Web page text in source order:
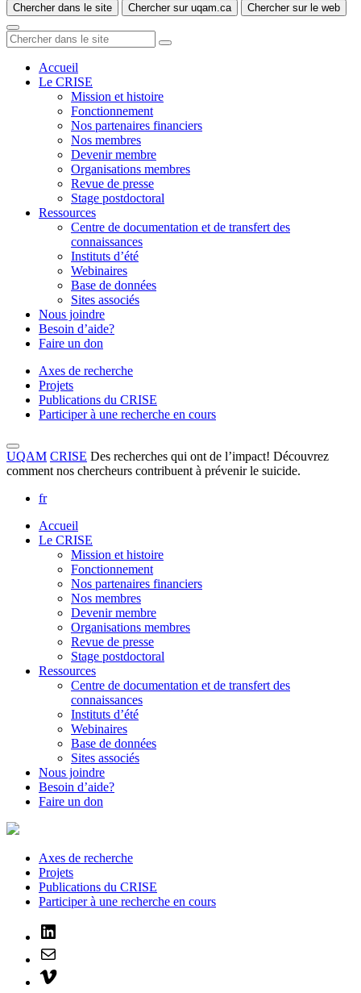
Chercher dans le site Chercher sur uqam.ca Chercher sur le web
Accueil
Le CRISE
Mission et histoire
Fonctionnement
Nos partenaires financiers
Nos membres
Devenir membre
Organisations membres
Revue de presse
Stage postdoctoral
Ressources
Centre de documentation et de transfert des
connaissances
Instituts d’été
Webinaires
Base de données
Sites associés
Nous joindre
Besoin d’aide?
Faire un don
Axes de recherche
Projets
Publications du CRISE
Participer à une recherche en cours
UQAM CRISE Des recherches qui ont de l’impact! Découvrez
comment nos chercheurs contribuent à prévenir le suicide.
fr
Accueil
Le CRISE
Mission et histoire
Fonctionnement
Nos partenaires financiers
Nos membres
Devenir membre
Organisations membres
Revue de presse
Stage postdoctoral
Ressources
Centre de documentation et de transfert des
connaissances
Instituts d’été
Webinaires
Base de données
Sites associés
Nous joindre
Besoin d’aide?
Faire un don
Axes de recherche
Projets
Publications du CRISE
Participer à une recherche en cours